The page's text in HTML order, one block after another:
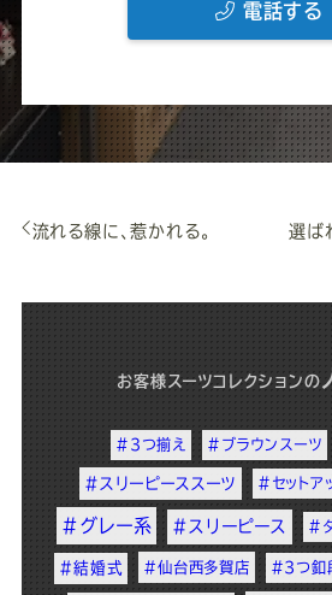
電話する
流れる線に、惹かれる。 選ば
お客様スーツコレクションの
#3つ揃え #ブラウンスーツ
#スリーピーススーツ #セットア
#グレー系 #スリーピース #
#結婚式 #仙台西多賀店 #3つ釦